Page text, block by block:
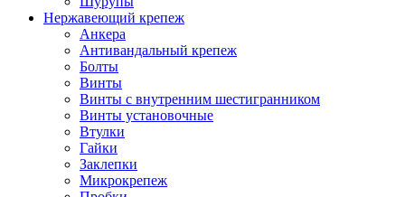
Нержавеющий крепеж
Анкера
Антивандальный крепеж
Болты
Винты
Винты с внутренним шестигранником
Винты установочные
Втулки
Гайки
Заклепки
Микрокрепеж